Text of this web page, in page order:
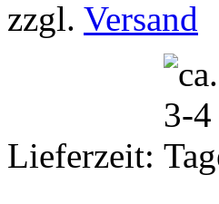
zzgl. Versand
Lieferzeit: